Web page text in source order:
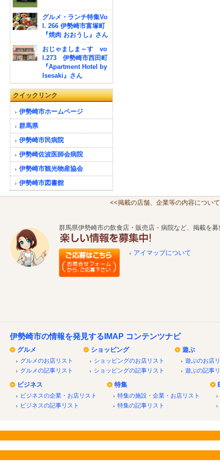
グルメ・ランチ特集Vo
l. 266 伊勢崎市富塚町
『焼肉 おおうし』さん
おじゃましま～す vo
l.273 伊勢崎市西田町
『Apartment Hotel by
Isesaki』さん
クイックリンク
伊勢崎市ホームページ
群馬県
伊勢崎市民病院
伊勢崎佐波医師会病院
伊勢崎市観光物産協会
伊勢崎市図書館
<<掲載の店舗、企業等の内容につい
群馬県伊勢崎市の飲食店・販売店・病院など、掲載を
アイマップについて
伊勢崎市の情報を発見するIMAP コンテンツナビ
グルメ
グルメのお店リスト
グルメの記事リスト
ショッピング
ショッピングのお店リスト
ショッピングの記事リスト
遊ぶ
遊ぶのお店
遊ぶの記事
ビジネス
ビジネスの企業・お店リスト
ビジネスの記事リスト
特集
特集の施設・企業・お店リスト
特集の記事リスト